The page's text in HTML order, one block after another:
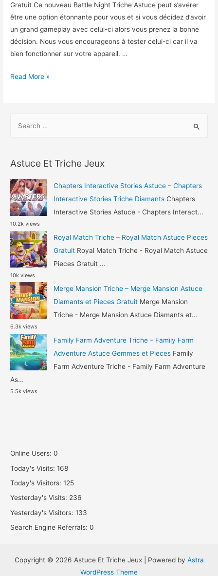
Gratuit Ce nouveau Battle Night Triche Astuce peut s’avérer
être une option étonnante pour vous et si vous décidez d’avoir
un grand gameplay avec celui-ci alors vous prenez la bonne
décision. Nous vous encourageons à tester celui-ci car il va
bien fonctionner sur votre appareil. …
Battle
Battle
Diamants
Or
Gratuit
Read More »
h
f
o
r
:
Astuce Et Triche Jeux
Chapters Interactive Stories Astuce – Chapters
Interactive Stories Triche Diamants Chapters
Interactive Stories Astuce - Chapters Interact...
10.2k views
Royal Match Triche – Royal Match Astuce Pieces
Gratuit Royal Match Triche - Royal Match Astuce
Pieces Gratuit ...
10k views
Merge Mansion Triche – Merge Mansion Astuce
Diamants et Pieces Gratuit Merge Mansion
Triche - Merge Mansion Astuce Diamants et...
6.3k views
Family Farm Adventure Triche – Family Farm
Adventure Astuce Gemmes et Pieces Family
Farm Adventure Triche - Family Farm Adventure
As...
5.5k views
Online Users:0
Today's Visits:168
Today's Visitors:125
Yesterday's Visits: 236
Yesterday's Visitors:133
Search Engine Referrals:0
Copyright © 2026 Astuce Et Triche Jeux | Powered by Astra
WordPress Theme